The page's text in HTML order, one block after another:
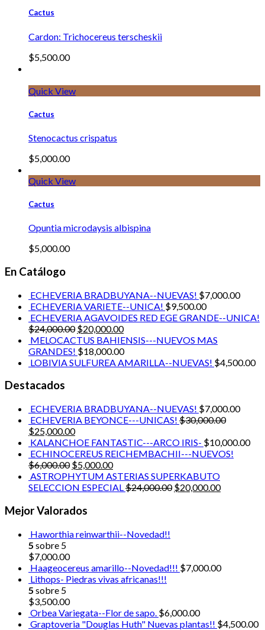
Cactus
Cardon: Trichocereus terscheskii
$5,500.00
Quick View
Cactus
Stenocactus crispatus
$5,000.00
Quick View
Cactus
Opuntia microdaysis albispina
$5,000.00
En Catálogo
ECHEVERIA BRADBUYANA--NUEVAS! $7,000.00
ECHEVERIA VARIETE--UNICA! $9,500.00
ECHEVERIA AGAVOIDES RED EGE GRANDE--UNICA!
$24,000.00 $20,000.00
MELOCACTUS BAHIENSIS---NUEVOS MAS
GRANDES! $18,000.00
LOBIVIA SULFUREA AMARILLA--NUEVAS! $4,500.00
Destacados
ECHEVERIA BRADBUYANA--NUEVAS! $7,000.00
ECHEVERIA BEYONCE---UNICAS! $30,000.00
$25,000.00
KALANCHOE FANTASTIC---ARCO IRIS- $10,000.00
ECHINOCEREUS REICHEMBACHII---NUEVOS!
$6,000.00 $5,000.00
ASTROPHYTUM ASTERIAS SUPERKABUTO
SELECCION ESPECIAL$24,000.00 $20,000.00
Mejor Valorados
Haworthia reinwarthii--Novedad!!
5 sobre 5
$7,000.00
Haageocereus amarillo--Novedad!!! $7,000.00
Lithops- Piedras vivas africanas!!!
5 sobre 5
$3,500.00
Orbea Variegata--Flor de sapo. $6,000.00
Graptoveria "Douglas Huth" Nuevas plantas!! $4,500.00